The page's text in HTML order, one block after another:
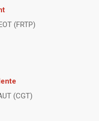
(FRTP)
(CGT)